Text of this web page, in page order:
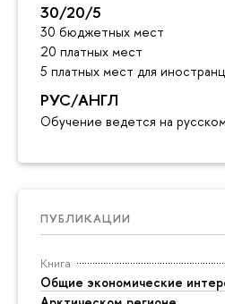
30/20/5
30 бюджетных мест
20 платных мест
5 платных мест для
РУС/АНГЛ
Обучение ведется на русском
ПУБЛИКАЦИИ
Книга
Общие экономические